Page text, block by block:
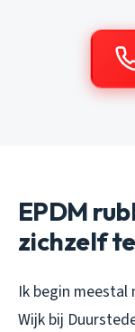
EPDM
zichzelf
Ik begin meestal
Wijk bij